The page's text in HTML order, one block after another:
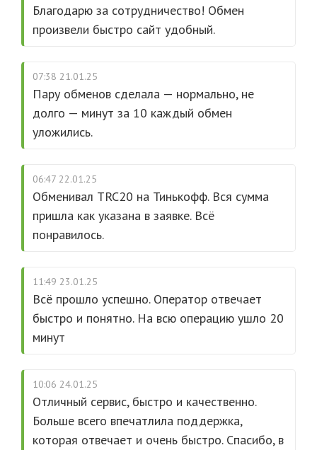
Благодарю за сотрудничество! Обмен
произвели быстро сайт удобный.
07:38 21.01.25
Пару обменов сделала — нормально, не
долго — минут за 10 каждый обмен
уложились.
06:47 22.01.25
Обменивал TRC20 на Тинькофф. Вся сумма
пришла как указана в заявке. Всё
понравилось.
11:49 23.01.25
Всё прошло успешно. Оператор отвечает
быстро и понятно. На всю операцию ушло 20
минут
10:06 24.01.25
Отличный сервис, быстро и качественно.
Больше всего впечатлила поддержка,
которая отвечает и очень быстро. Спасибо, в